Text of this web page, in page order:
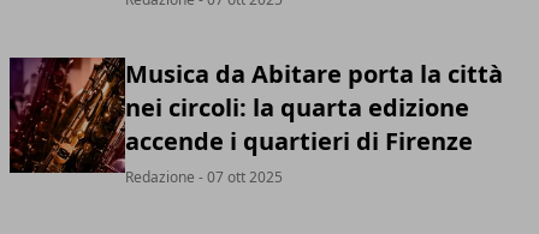
Musica da Abitare porta la città
nei circoli: la quarta edizione
accende i quartieri di Firenze
Redazione - 07 ott 2025